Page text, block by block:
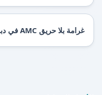
غرامة بلا حريق AMC في دبي (مدونة)